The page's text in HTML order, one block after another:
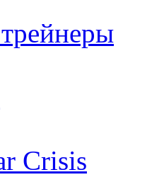
Crisis